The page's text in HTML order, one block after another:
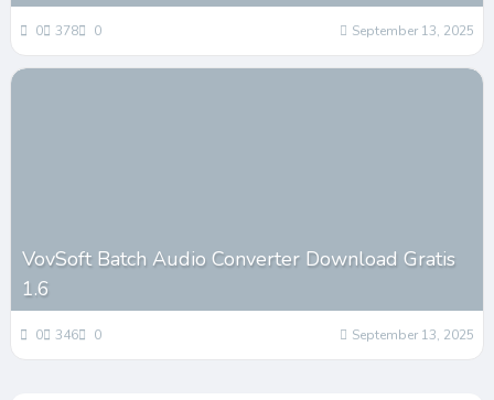
0 378 0 September 13, 2025
VovSoft Batch Audio Converter Download Gratis
1.6
0 346 0 September 13, 2025